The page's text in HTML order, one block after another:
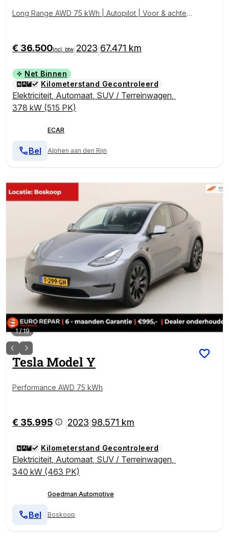
Long Range AWD 75 kWh | Autopilot | Voor & achter
€ 36.500incl. btw 2023 67.471 km
Net Binnen
Kilometerstand Gecontroleerd
Elektriciteit, Automaat, SUV / Terreinwagen,
378 kW (515 PK)
ECAR
Alphen aan den Rijn
Bel
1/19
TeslaModel Y
Performance AWD 75 kWh
€ 35.995 2023 98.571 km
Kilometerstand Gecontroleerd
Elektriciteit, Automaat, SUV / Terreinwagen,
340 kW (463 PK)
Goedman Automotive
Boskoop
Bel